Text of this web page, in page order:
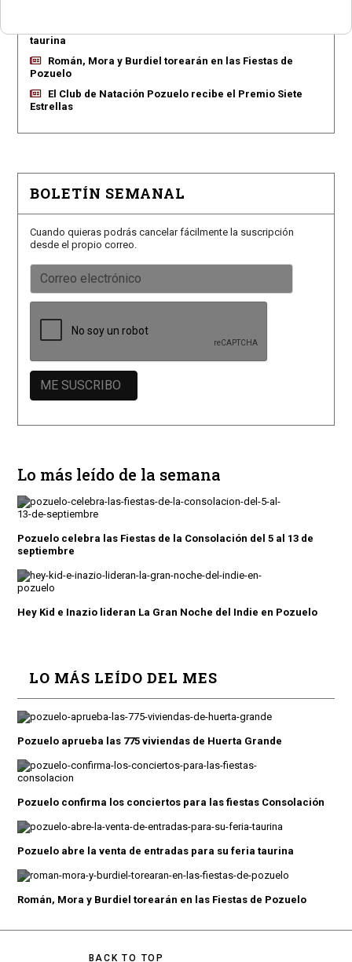
taurina
Román, Mora y Burdiel torearán en las Fiestas de
Pozuelo
El Club de Natación Pozuelo recibe el Premio Siete
Estrellas
BOLETÍN SEMANAL
Cuando quieras podrás cancelar fácilmente la suscripción
desde el propio correo.
Lo más leído de la semana
Pozuelo celebra las Fiestas de la Consolación del 5 al 13 de
septiembre
Hey Kid e Inazio lideran La Gran Noche del Indie en Pozuelo
LO MÁS LEÍDO DEL MES
Pozuelo aprueba las 775 viviendas de Huerta Grande
Pozuelo confirma los conciertos para las fiestas Consolación
Pozuelo abre la venta de entradas para su feria taurina
Román, Mora y Burdiel torearán en las Fiestas de Pozuelo
BACK TO TOP